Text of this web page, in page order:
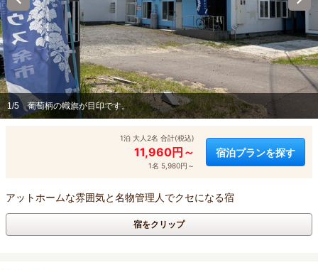
1/5 葡萄柄の幟旗が目印です。
1泊 大人2名 合計(税込)
11,960円～
1名 5,980円～
宿泊プランを探す
アットホームな雰囲気と名物管理人でクセになる宿
宿をクリップ